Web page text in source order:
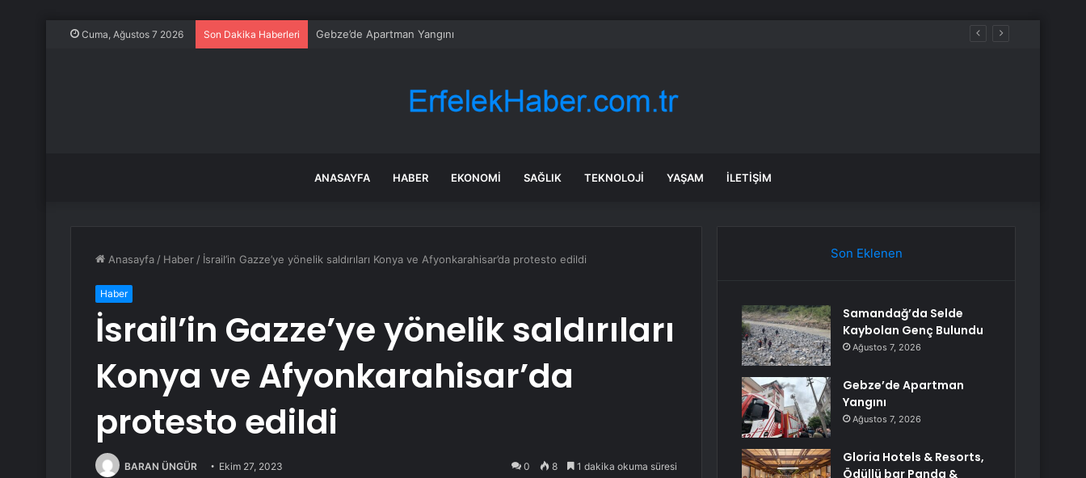
Cuma, Ağustos 7 2026 Son Dakika Haberleri Gebze’de Apartman Yangını
ANASAYFA HABER EKONOMI SAĞLIK TEKNOLOJI YAŞAM İLETIŞIM
Anasayfa / Haber / İsrail’in Gazze’ye yönelik saldırıları Konya ve Afyonkarahisar’da protesto edildi
Haber
İsrail’in Gazze’ye yönelik saldırıları
Konya ve Afyonkarahisar’da
protesto edildi
BARAN ÜNGÜR Ekim 27, 2023 0 8 1 dakika okuma süresi
Son Eklenen
Samandağ’da Selde
Kaybolan Genç Bulundu
Ağustos 7, 2026
Gebze’de Apartman
Yangını
Ağustos 7, 2026
Gloria Hotels & Resorts,
Ödüllü bar Panda &